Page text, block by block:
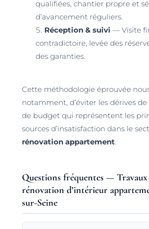
qualifiées, chantier propre et
d’avancement réguliers.
Réception & suivi — Visite
contradictoire, levée des
des garanties.
Cette méthodologie éprouvée
notamment, d’éviter les dérives
de budget qui représentent les
sources d’insatisfaction dans le
rénovation appartement.
Questions fréquentes — Travaux
rénovation d’intérieur
sur-Seine